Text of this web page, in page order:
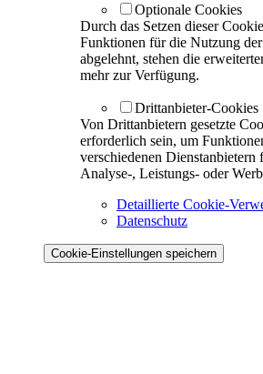
Optionale Cookies
Durch das Setzen dieser
Funktionen für die Nutzung
abgelehnt, stehen die
mehr zur Verfügung.
Drittanbieter-Cookies
Von Drittanbietern gesetzte
erforderlich sein, um
verschiedenen Dienstanbietern
Analyse-, Leistungs- oder
Detaillierte Cookie-
Datenschutz
Cookie-Einstellungen speichern